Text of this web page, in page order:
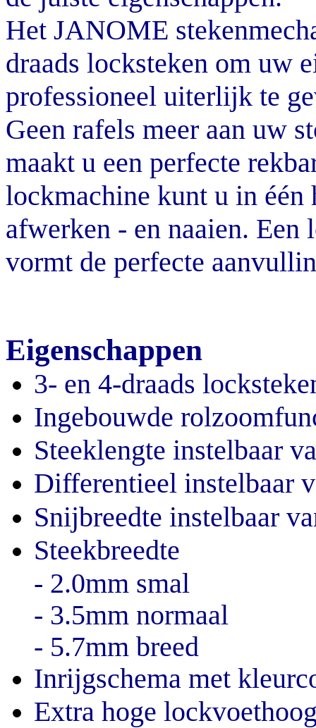
Het JANOME
draads locksteken om uw
professioneel uiterlijk te
Geen rafels meer aan uw
maakt u een perfecte
lockmachine kunt u in
afwerken - en naaien.
vormt de perfecte
Eigenschappen
3- en 4-draads
Ingebouwde
Steeklengte instelbaar
Differentieel instelbaar
Snijbreedte instelbaar
Steekbreedte
- 2.0mm smal
- 3.5mm normaal
- 5.7mm breed
Inrijgschema met
Extra hoge